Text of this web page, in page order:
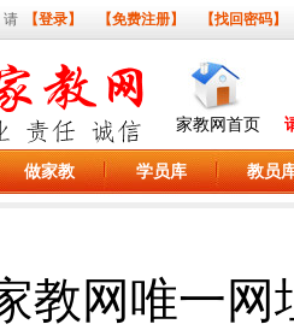
请 【登录】 【免费注册】 【找回密码】
家教网首页
做家教 学员库 教员
教网唯一网